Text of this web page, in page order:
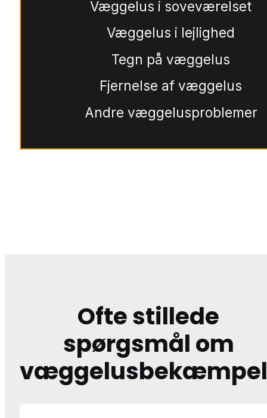
Væggelus i soveværelset
Væggelus i lejlighed
Tegn på væggelus
Fjernelse af væggelus
Andre væggelusproblemer
Ofte stillede
spørgsmål om